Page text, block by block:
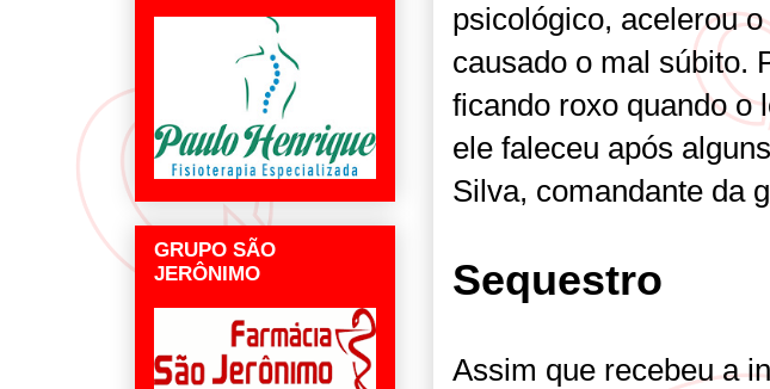
psicológico, acelerou
causado o mal súbito.
ficando roxo quando o
ele faleceu após
Silva, comandante da
Sequestro
Assim que recebeu a
GRUPO SÃO
JERÔNIMO